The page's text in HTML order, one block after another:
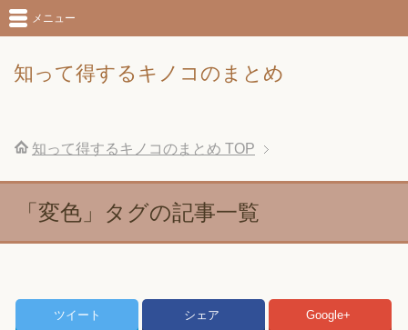
知って得するキノコのまとめ
メニュー
知って得するキノコのまとめ TOP
「変色」タグの記事一覧
ツイート シェア Google+